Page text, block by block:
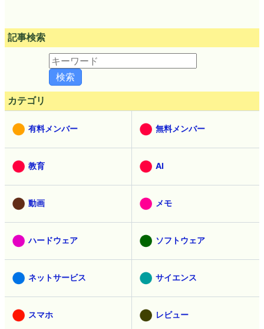
記事検索
カテゴリ
有料メンバー 無料メンバー
教育 AI
動画 メモ
ハードウェア ソフトウェア
ネットサービス サイエンス
スマホ レビュー